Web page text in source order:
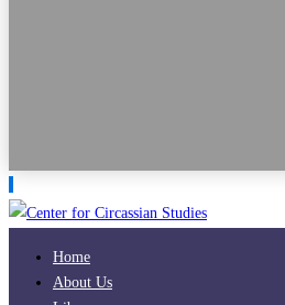
Home
About Us